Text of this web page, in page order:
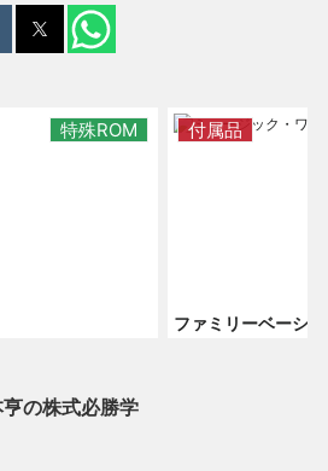
特殊ROM 付属品
の株式必勝学